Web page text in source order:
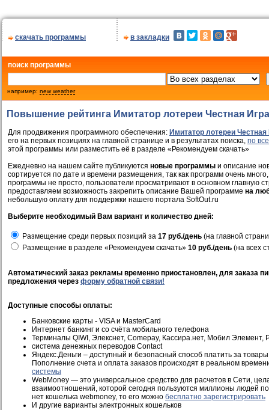
скачать программы в закладки
поиск программы
например: new weather
Повышение рейтинга Имитатор лотереи Честная Игра
Для продвижения программного обеспечения: Имитатор лотереи Честная
его на первых позициях на главной странице и в результатах поиска, по
этой программы или разместить её в разделе «Рекомендуем скачать»
Ежедневно на нашем сайте публикуются новые программы и описание
сортируется по дате и времени размещения, так как программ очень
программы не просто, пользователи просматривают в основном главную
предоставляем возможность закрепить описание Вашей программе на
небольшую оплату для поддержки нашего портала SoftOut.ru
Выберите необходимый Вам вариант и количество дней:
Размещение среди первых позиций за 17 руб./день (на главной
Размещение в разделе «Рекомендуем скачать» 10 руб./день (на всех
Автоматический заказ рекламы временно приостановлен, для заказа
предложения через форму обратной связи!
Доступные способы оплаты:
Банковские карты - VISA и MasterCard
Интернет банкинг и со счёта мобильного телефона
Терминалы QIWI, Элекснет, Comepay, Кассира.нет, Мобил Элемент,
система денежных переводов Contact
Яндекс.Деньги – доступный и безопасный способ платить за товары
Пополнение счета и оплата заказов происходят в реальном
системы
WebMoney — это универсальное средство для расчетов в Сети,
взаимоотношений, которой сегодня пользуются миллионы людей
нет кошелька webmoney, то его можно бесплатно зарегистрировать
И другие варианты электронных кошельков